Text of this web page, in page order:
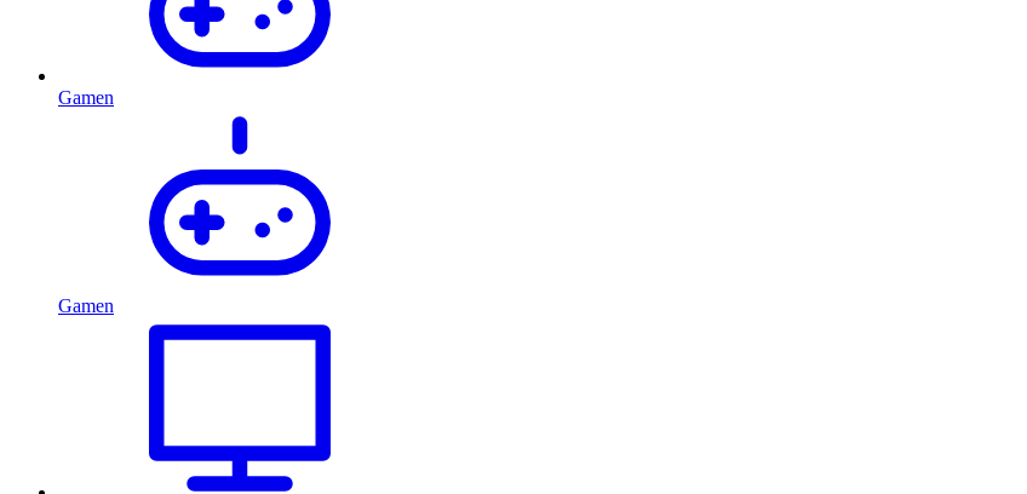
Gamen
Gamen